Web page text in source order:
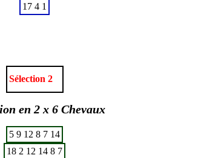
17 4 1
Sélection 2
en 2 x 6 Chevaux
5 9 12 8 7 14
18 2 12 14 8 7